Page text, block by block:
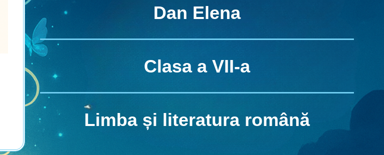
Dan Elena
Clasa a VII-a
Limba și literatura română